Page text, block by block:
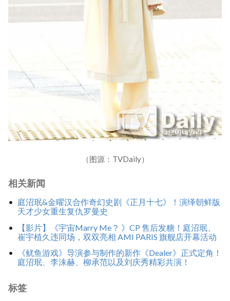
（图源：TVDaily）
相关新闻
庭沼珉&金曜汉合作奇幻史剧《正月十七》！演绎朝鲜版
天才少女重生复仇罗曼史
【影片】《宇宙Marry Me？ 》CP 售后发糖！庭沼珉、
崔宇植久违同场，双双亮相 AMI PARIS 旗舰店开幕活动
《鱿鱼游戏》导演参与制作的新作《Dealer》正式定角！
庭沼珉、李洙赫、柳承范以及刘庆秀精彩共演！
标签